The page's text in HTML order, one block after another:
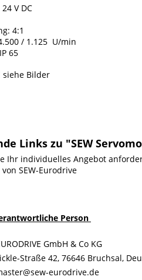
V DC
4:1
/ 1.125 U/min
65
siehe Bilder
Links zu "SEW
Ihr individuelles Angebot
SEW-Eurodrive
Person
GmbH & Co KG
Straße 42, 76646 Bruchsal,
eurodrive.de